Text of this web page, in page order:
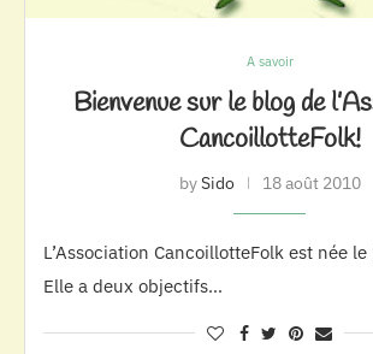
A savoir
Bienvenue sur le blog de
CancoillotteFolk!
bySido 18 août 2010
L’Association CancoillotteFolk est née
Elle a deux objectifs…